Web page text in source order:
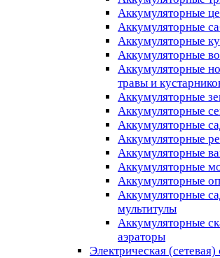
Аккумуляторные
Аккумуляторные
Аккумуляторные
Аккумуляторные
Аккумуляторные
травы и
Аккумуляторные
Аккумуляторные
Аккумуляторные
Аккумуляторные
Аккумуляторные
Аккумуляторные
Аккумуляторные
Аккумуляторные
мультитулы
Аккумуляторные
аэраторы
Электрическая